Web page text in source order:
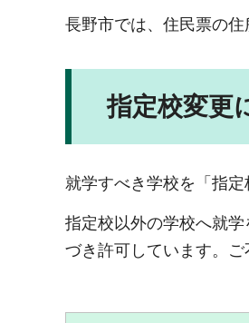
長野市では、住民票の住
指定校変更
就学すべき学校を「指定
指定校以外の学校へ就
づき許可しています。ご